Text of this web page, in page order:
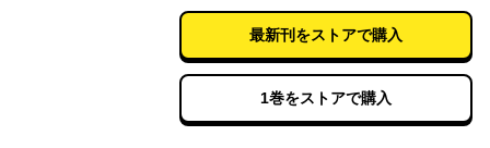
最新刊をストアで購入
1巻をストアで購入